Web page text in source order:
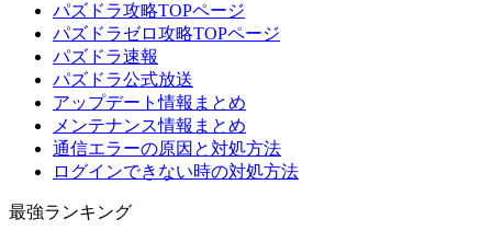
パズドラ攻略TOPページ
パズドラゼロ攻略TOPページ
パズドラ速報
パズドラ公式放送
アップデート情報まとめ
メンテナンス情報まとめ
通信エラーの原因と対処方法
ログインできない時の対処方法
最強ランキング